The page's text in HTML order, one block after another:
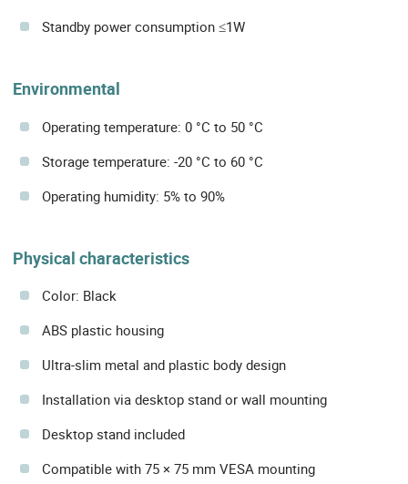
Standby power consumption ≤1W
Environmental
Operating temperature: 0 °C to 50 °C
Storage temperature: -20 °C to 60 °C
Operating humidity: 5% to 90%
Physical characteristics
Color: Black
ABS plastic housing
Ultra-slim metal and plastic body design
Installation via desktop stand or wall mounting
Desktop stand included
Compatible with 75 × 75 mm VESA mounting